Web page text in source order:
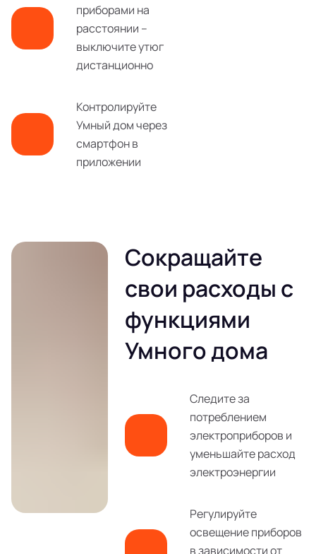
приборами на
расстоянии –
выключите утюг
дистанционно
Контролируйте
Умный дом через
смартфон в
приложении
Сокращайте
свои расходы с
функциями
Умного дома
Следите за
потреблением
электроприборов и
уменьшайте расход
электроэнергии
Регулируйте
освещение приборов
в зависимости от